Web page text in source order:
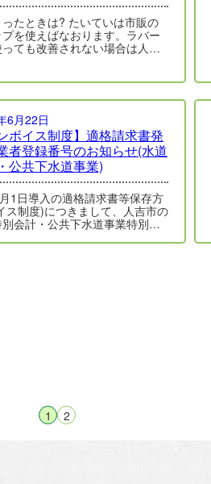
たときは? たいていは市販の
を使えばなおります。ラバー
ても改善されない場合は人吉
6月22日
ボイス制度】適格請求書発
者登録番号のお知らせ(水道
公共下水道事業)
1日導入の適格請求書等保存方
ス制度)につきまして、人吉市の
会計・公共下水道事業特別会
1
2